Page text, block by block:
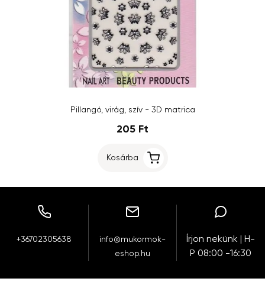
Pillangó, virág, szív - 3D matrica
205 Ft
Kosárba
+36702305638
info@mukormok-
eshop.hu
Írjon nekünk | H-
P 08:00 -16:30